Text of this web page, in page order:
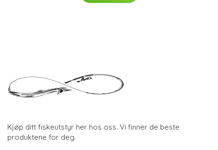
Kjøp ditt fiskeutstyr her hos oss. Vi finner de beste
produktene for deg.